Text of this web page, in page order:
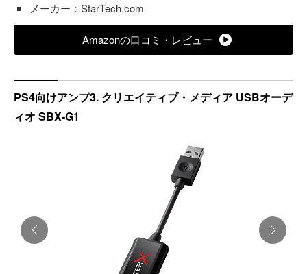
メーカー：StarTech.com
Amazonの口コミ・レビュー
PS4向けアンプ3. クリエイティブ・メディア USBオーデ
ィオ SBX-G1